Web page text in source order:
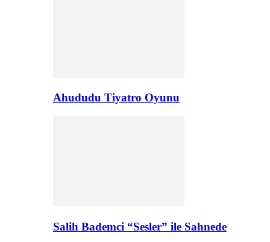
Ahududu Tiyatro Oyunu
Salih Bademci “Sesler” ile Sahnede